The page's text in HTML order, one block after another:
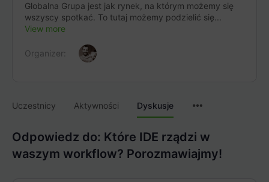
Globalna Grupa jest jak rynek, na którym możemy się
wszyscy spotkać. To tutaj możemy podzielić się...
View more
Organizer:
Uczestnicy Aktywności Dyskusje
Odpowiedz do: Które IDE rządzi w
waszym workflow? Porozmawiajmy!